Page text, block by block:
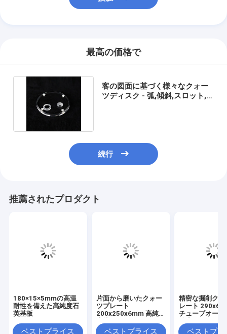
最高の価格で
客の図面に基づく様々なクォー
ツディスク - 弧,傾斜,スロット,
続行
推薦されたプロダクト
180×15×5mmの高温
耐性を備えた高純度石
英基板
ベストプライス
片面から磨いたクォー
ツプレート
200x250x6mm 高純度
キャリア光学コーティ
ベストプライス
精密な掘削クォ
レート
チューブオーブ
ティング
ベストプラ